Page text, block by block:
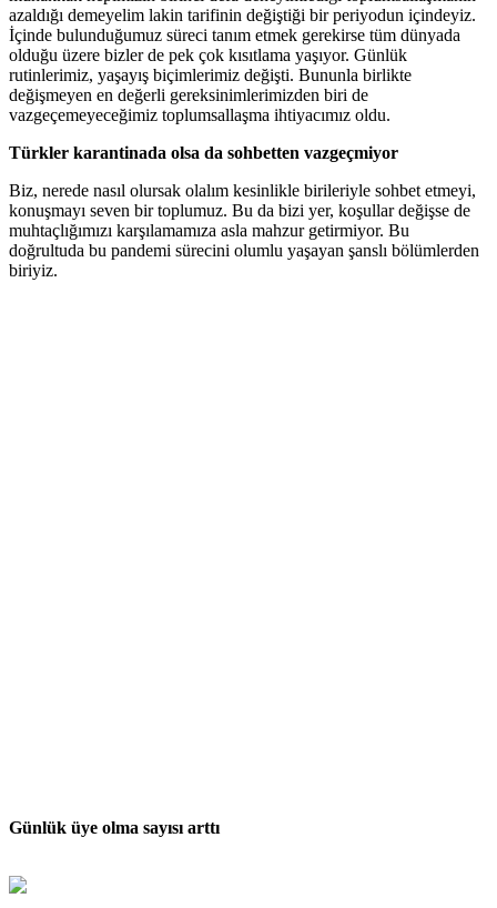
azaldığı demeyelim lakin tarifinin değiştiği bir periyodun içindeyiz.
İçinde bulunduğumuz süreci tanım etmek gerekirse tüm dünyada
olduğu üzere bizler de pek çok kısıtlama yaşıyor. Günlük
rutinlerimiz, yaşayış biçimlerimiz değişti. Bununla birlikte
değişmeyen en değerli gereksinimlerimizden biri de
vazgeçemeyeceğimiz toplumsallaşma ihtiyacımız oldu.
Türkler karantinada olsa da sohbetten vazgeçmiyor
Biz, nerede nasıl olursak olalım kesinlikle birileriyle sohbet etmeyi,
konuşmayı seven bir toplumuz. Bu da bizi yer, koşullar değişse de
muhtaçlığımızı karşılamamıza asla mahzur getirmiyor. Bu
doğrultuda bu pandemi sürecini olumlu yaşayan şanslı bölümlerden
biriyiz.
Günlük üye olma sayısı arttı